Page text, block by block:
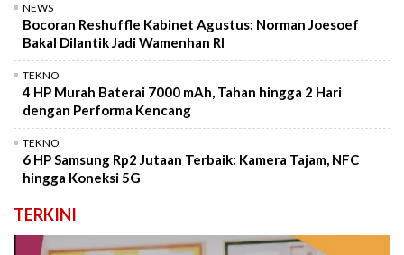
NEWS
Bocoran Reshuffle Kabinet Agustus: Norman Joesoef
Bakal Dilantik Jadi Wamenhan RI
TEKNO
4 HP Murah Baterai 7000 mAh, Tahan hingga 2 Hari
dengan Performa Kencang
TEKNO
6 HP Samsung Rp2 Jutaan Terbaik: Kamera Tajam, NFC
hingga Koneksi 5G
TERKINI